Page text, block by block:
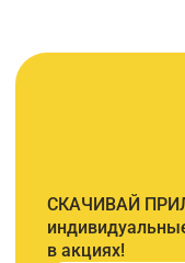
СКАЧИВАЙ
в акциях!